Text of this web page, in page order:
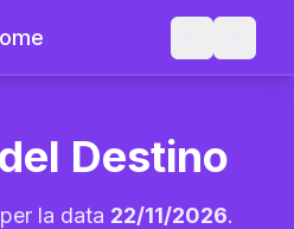
Destino
la data 22/11/2026.